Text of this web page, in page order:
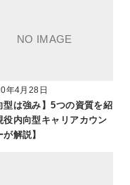
年4月28日
型は強み】5つの資質を紹
役内向型キャリアカウン
が解説】